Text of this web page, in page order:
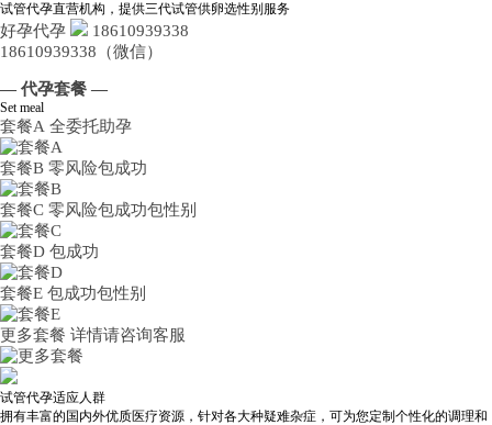
试管代孕直营机构，提供三代试管供卵选性别服务
好孕代孕
18610939338
18610939338（微信）
— 代孕套餐 —
Set meal
套餐A 全委托助孕
套餐B 零风险包成功
套餐C 零风险包成功包性别
套餐D 包成功
套餐E 包成功包性别
更多套餐 详情请咨询客服
试管代孕适应人群
拥有丰富的国内外优质医疗资源，针对各大种疑难杂症，可为您定制个性化的调理和